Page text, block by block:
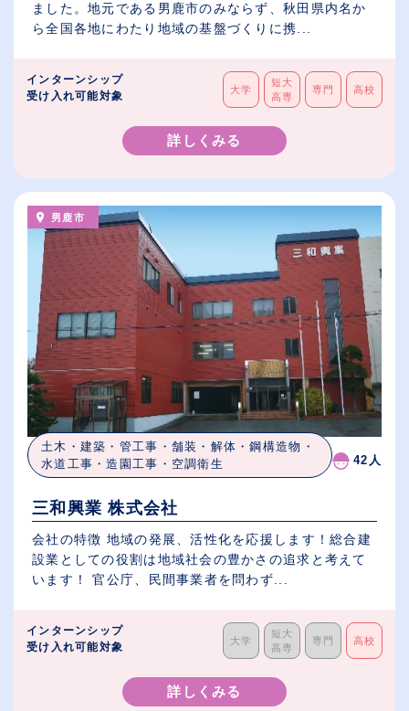
ました。地元である男鹿市のみならず、秋田県内名か
ら全国各地にわたり地域の基盤づくりに携...
インターンシップ
受け入れ可能対象
大学
短大
高専
専門 高校
詳しくみる
男鹿市
土木・建築・管工事・舗装・解体・鋼構造物・
水道工事・造園工事・空調衛生
42人
三和興業 株式会社
会社の特徴 地域の発展、活性化を応援します！総合建
設業としての役割は地域社会の豊かさの追求と考えて
います！ 官公庁、民間事業者を問わず...
インターンシップ
受け入れ可能対象
大学
短大
高専
専門 高校
詳しくみる